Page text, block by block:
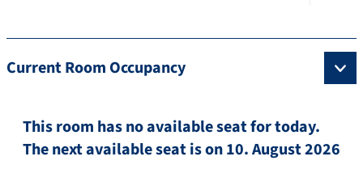
Current Room Occupancy
This room has no available seat for today.
The next available seat is on 10. August 2026